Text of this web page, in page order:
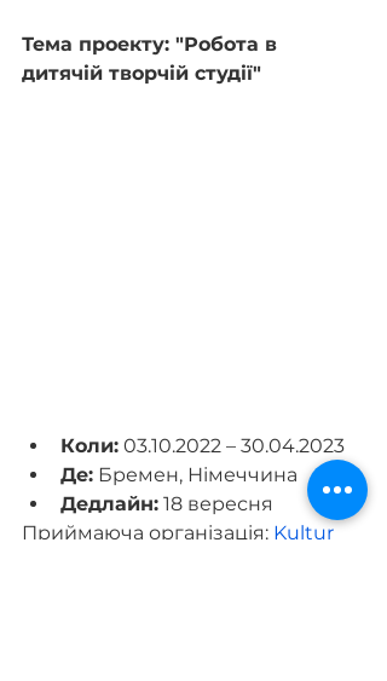
Тема проекту: "Робота в
дитячій творчій студії"
Коли: 03.10.2022 – 30.04.2023
Де: Бремен, Німеччина
Дедлайн: 18 вересня
Приймаюча організація: Kultur